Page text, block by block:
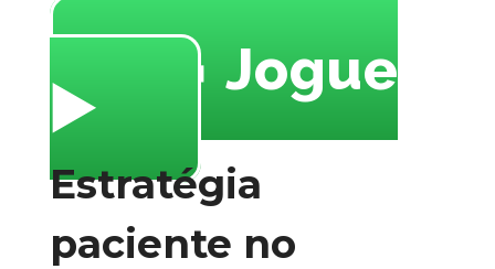
🔥 Jogue
▶️
Estratégia
paciente no